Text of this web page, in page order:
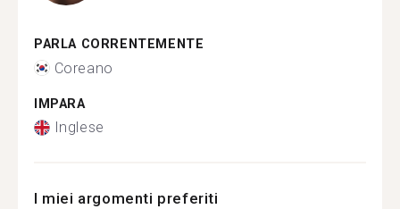
PARLA CORRENTEMENTE
Coreano
IMPARA
Inglese
I miei argomenti preferiti